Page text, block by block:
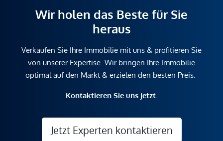
Wir holen das Beste für Sie
heraus
Verkaufen Sie Ihre Immobilie mit uns & profitieren Sie
von unserer Expertise. Wir bringen Ihre Immobilie
optimal auf den Markt & erzielen den besten Preis.
Kontaktieren Sie uns jetzt.
Jetzt Experten kontaktieren